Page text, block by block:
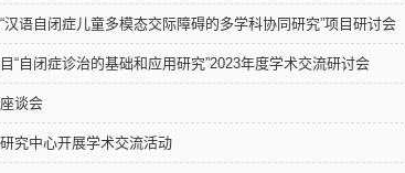
语自闭症儿童多模态交际障碍的多学科协同研究”项目研讨会
“自闭症诊治的基础和应用研究”2023年度学术交流研讨会
谈会
究中心开展学术交流活动